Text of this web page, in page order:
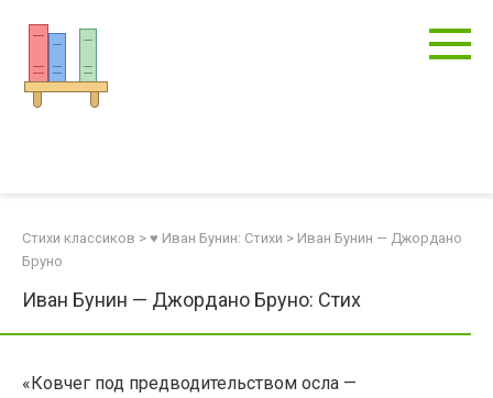
контенту
Стихи классиков > ♥ Иван Бунин: Стихи > Иван Бунин — Джордано
Бруно
Иван Бунин — Джордано Бруно: Стих
«Ковчег под предводительством осла —